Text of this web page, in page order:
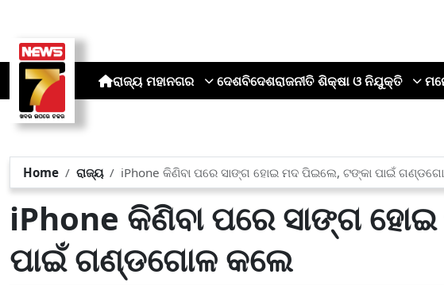
ରାଜ୍ୟ ମହାନଗର ଦେଶବିଦେଶରାଜନୀତି ଶିକ୍ଷା ଓ ନିଯୁକ୍ତି
Home ରାଜ୍ୟ iPhone କିଣିବା ପରେ ସାଙ୍ଗ ହୋଇ ମଦ ପିଇଲେ, ଟଙ୍କା ପାଇଁ
iPhone କିଣିବା ପରେ ସାଙ୍ଗ
ପାଇଁ ଗଣ୍ଡଗୋଳ କଲେ